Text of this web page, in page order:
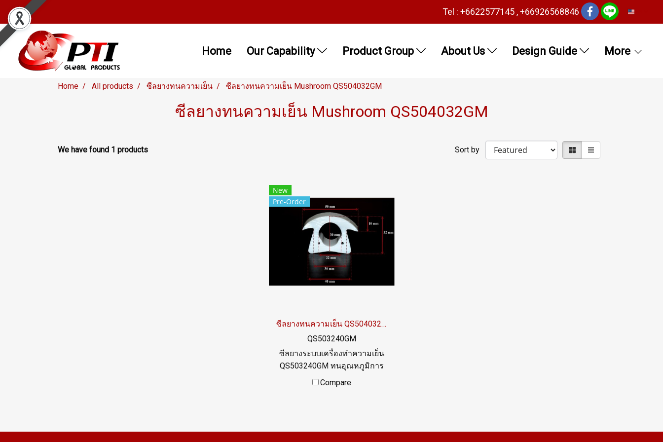
Tel : +6622577145 , +66926568846
Home Our Capability Product Group About Us Design Guide More
Home All products ซีลยางทนความเย็น ซีลยางทนความเย็น Mushroom QS504032GM
ซีลยางทนความเย็น Mushroom QS504032GM
We have found 1 products Sort by
New
Pre-Order
ซีลยางทนความเย็น QS504032GM
QS503240GM
ซีลยางระบบเครื่องทำความเย็น
QS503240GM ทนอุณหภูมิการ
ใช้งานต่ำสุด -70 C Food Grade
Compare